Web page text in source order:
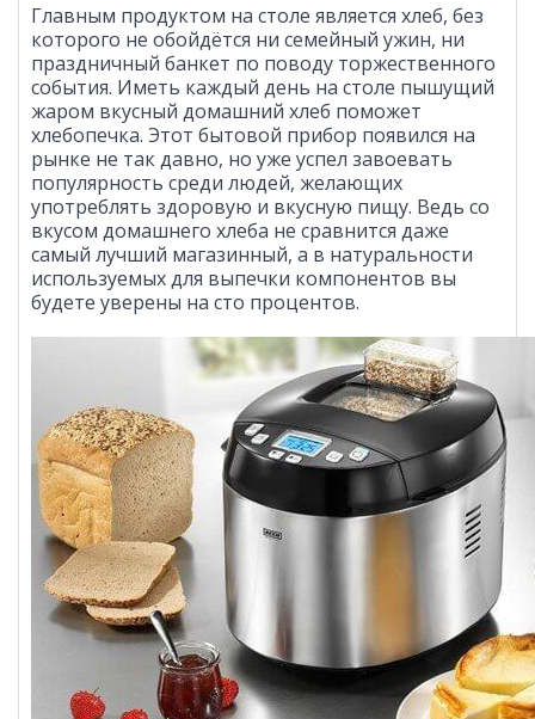
Главным продуктом на столе является хлеб, без
которого не обойдётся ни семейный ужин, ни
праздничный банкет по поводу торжественного
события. Иметь каждый день на столе пышущий
жаром вкусный домашний хлеб поможет
хлебопечка. Этот бытовой прибор появился на
рынке не так давно, но уже успел завоевать
популярность среди людей, желающих
употреблять здоровую и вкусную пищу. Ведь со
вкусом домашнего хлеба не сравнится даже
самый лучший магазинный, а в натуральности
используемых для выпечки компонентов вы
будете уверены на сто процентов.